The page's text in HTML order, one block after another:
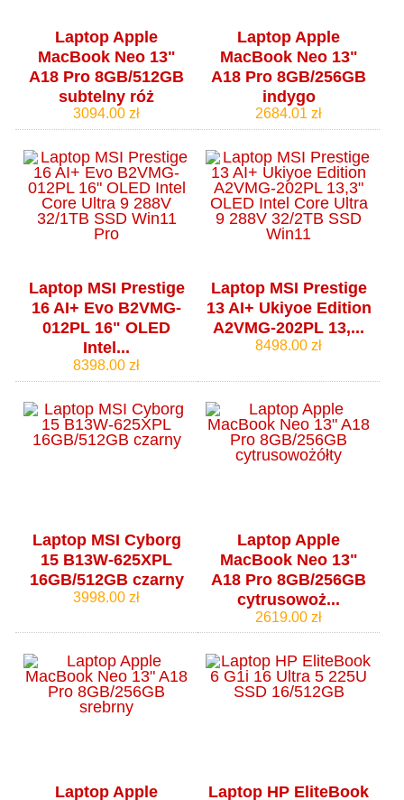
Laptop Apple
MacBook Neo 13"
A18 Pro 8GB/512GB
subtelny róż
3094.00 zł
Laptop Apple
MacBook Neo 13"
A18 Pro 8GB/256GB
indygo
2684.01 zł
Laptop MSI Prestige
16 AI+ Evo B2VMG-
012PL 16" OLED
Intel...
8398.00 zł
Laptop MSI Prestige
13 AI+ Ukiyoe Edition
A2VMG-202PL 13,...
8498.00 zł
Laptop MSI Cyborg
15 B13W-625XPL
16GB/512GB czarny
3998.00 zł
Laptop Apple
MacBook Neo 13"
A18 Pro 8GB/256GB
cytrusowoż...
2619.00 zł
Laptop Apple Laptop HP EliteBook